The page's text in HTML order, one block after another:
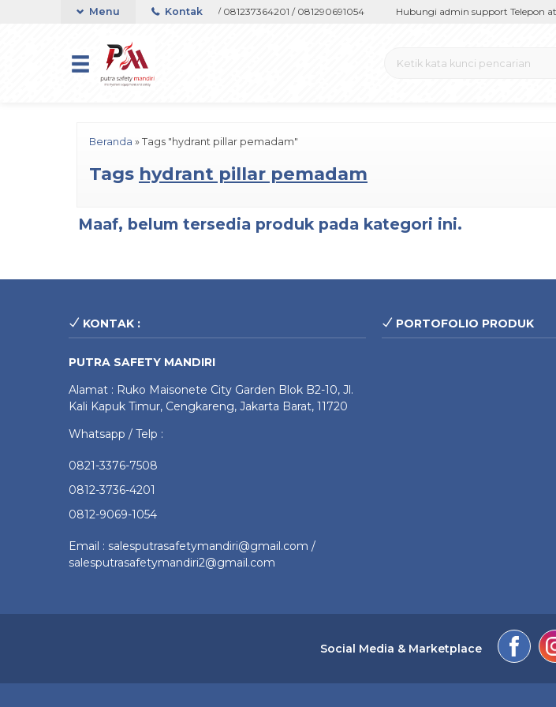
Telepon atau Whatsapp 082133767508 / 081237364201 / 081290691054 Hubungi admin support Telepon
Menu Kontak
Beranda » Tags "hydrant pillar pemadam"
Tags hydrant pillar pemadam
Maaf, belum tersedia produk pada kategori ini.
KONTAK :
PUTRA SAFETY MANDIRI
Alamat : Ruko Maisonete City Garden Blok B2-10, Jl.
Kali Kapuk Timur, Cengkareng, Jakarta Barat, 11720
Whatsapp / Telp :
0821-3376-7508
0812-3736-4201
0812-9069-1054
Email : salesputrasafetymandiri@gmail.com /
salesputrasafetymandiri2@gmail.com
PORTOFOLIO PRODUK
Social Media & Marketplace